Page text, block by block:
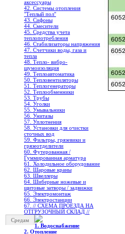
аксессуары
42. Системы отопления
"Теплый пол"
43. Сифоны
44. Смесители
45. Средства учета
теплопотребления
46. Стабилизаторы напряжения
47. Счетчики воды, газа и
тепла
48. Тепло- вибро-
шумоизоляция
49. Теплоавтоматика
50. Тепловентиляторы
51. Теплогенераторы
52. Теплообменники
53. Трубы
54. Уголки
55. Умывальники
56. Унитазы
57. Уплотнения
58. Установки для очистки
сточных вод
59. Фильтры, грязевики и
грязеотделители
60. Футерованная /
Гуммированная арматура
61. Холодильное oборудование
62. Шаровые краны
63. Швеллеры
64. Шиберные ножевые и
щитовые затворы / задвижки
65. Электромонтаж
66. Электростанции
67. // СХЕМА ПРОЕЗДА НА
ОТГРУЗОЧНЫЙ СКЛАД //
Средам
1. Водоснабжение
2. Отопление